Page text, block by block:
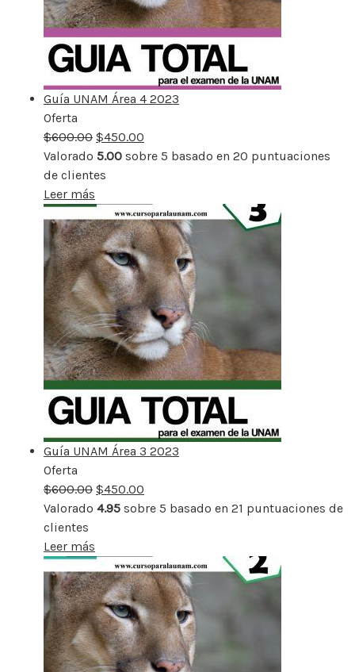
Guía UNAM Área 4 2023
Oferta
rebajado
$600.00 $450.00
Valorado 5.00 sobre 5 basado en 20 puntuaciones
de clientes
Leer más
Guía UNAM Área 3 2023
Oferta
rebajado
$600.00 $450.00
Valorado 4.95 sobre 5 basado en 21 puntuaciones de
clientes
Leer más